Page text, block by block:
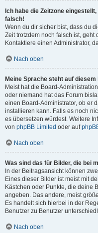
Ich habe die Zeitzone
falsch!
Wenn du dir sicher bist, dass du
Zeit trotzdem noch falsch ist,
Kontaktiere einen Administrator,
Nach oben
Meine Sprache steht auf
Meist hat die Board-
oder niemand hat das Forum
einen Board-Administrator, ob er
installieren kann. Falls es noch
es übersetzen würdest. Weitere
von phpBB Limited oder auf
Nach oben
Was sind das für Bilder, die bei
In der Beitragsansicht können
Eines dieser Bilder ist meist mit
Kästchen oder Punkte, die deine
angeben. Das andere, meist
Es handelt sich hierbei in der
Benutzer zu Benutzer
Nach oben